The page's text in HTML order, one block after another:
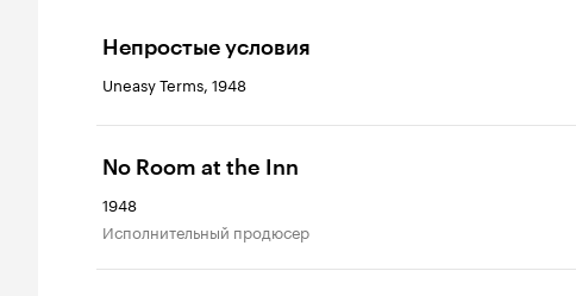
Непростые условия
Uneasy Terms, 1948
No Room at the Inn
1948
исполнительный продюсер